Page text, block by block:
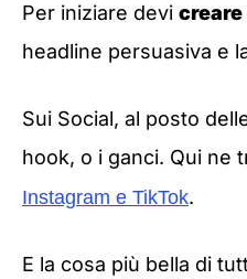
Per iniziare devi
headline persuasiva e
Sui Social, al posto
hook, o i ganci. Qui ne
Instagram e TikTok.
E la cosa più bella di